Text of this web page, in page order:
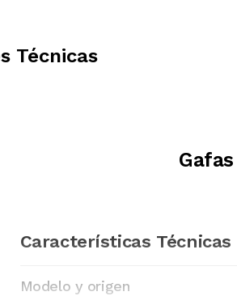
Técnicas
Características Técnicas
Modelo y origen